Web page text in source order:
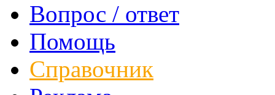
Вопрос / ответ
Помощь
Справочник